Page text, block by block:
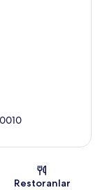
Restoranlar